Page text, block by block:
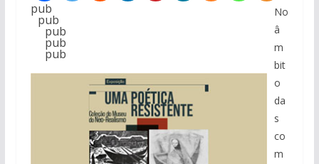
pub
pub
pub
pub
pub
No
â
m
bit
o
da
s
co
m